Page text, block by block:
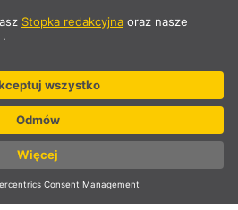
zostanie odebrane do godziny 13:00.
takie jak profile, systemy szynowe itp.
dłuższy czas dostawy.
Wszelkie prawa zastrzeżone
cookie
i autorstwie dokumentu
Warunki Handlowe